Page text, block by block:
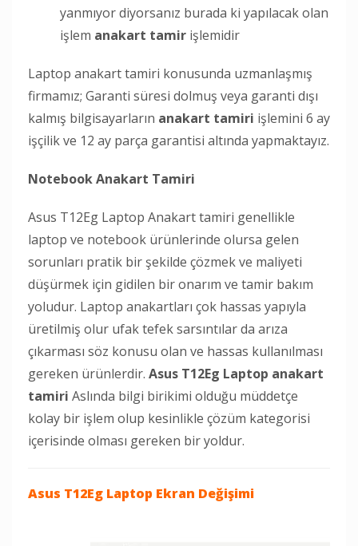
yanmıyor diyorsanız burada ki yapılacak olan
işlem anakart tamir işlemidir
Laptop anakart tamiri konusunda uzmanlaşmış
firmamız; Garanti süresi dolmuş veya garanti dışı
kalmış bilgisayarların anakart tamiri işlemini 6 ay
işçilik ve 12 ay parça garantisi altında yapmaktayız.
Notebook Anakart Tamiri
Asus T12Eg Laptop Anakart tamiri genellikle
laptop ve notebook ürünlerinde olursa gelen
sorunları pratik bir şekilde çözmek ve maliyeti
düşürmek için gidilen bir onarım ve tamir bakım
yoludur. Laptop anakartları çok hassas yapıyla
üretilmiş olur ufak tefek sarsıntılar da arıza
çıkarması söz konusu olan ve hassas kullanılması
gereken ürünlerdir. Asus T12Eg Laptop anakart
tamiri Aslında bilgi birikimi olduğu müddetçe
kolay bir işlem olup kesinlikle çözüm kategorisi
içerisinde olması gereken bir yoldur.
Asus T12Eg Laptop Ekran Değişimi